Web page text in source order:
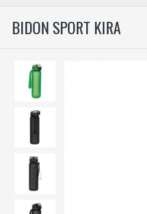
BIDON SPORT KIRA